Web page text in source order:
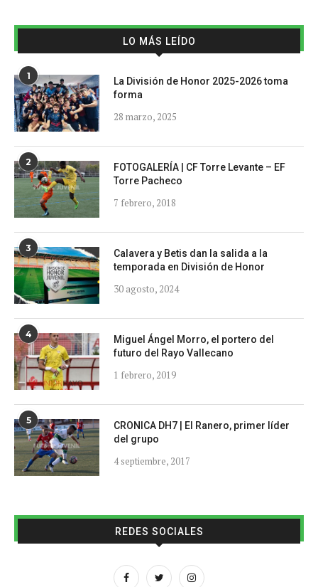
LO MÁS LEÍDO
1
La División de Honor 2025-2026 toma
forma
28 marzo, 2025
2
FOTOGALERÍA | CF Torre Levante – EF
Torre Pacheco
7 febrero, 2018
3
Calavera y Betis dan la salida a la
temporada en División de Honor
30 agosto, 2024
4
Miguel Ángel Morro, el portero del
futuro del Rayo Vallecano
1 febrero, 2019
5
CRONICA DH7 | El Ranero, primer líder
del grupo
4 septiembre, 2017
REDES SOCIALES